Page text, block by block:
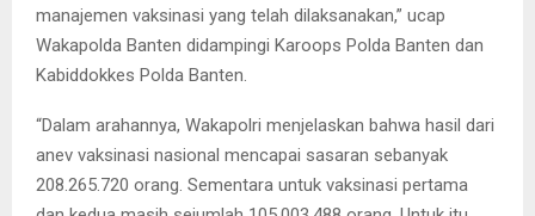
manajemen vaksinasi yang telah dilaksanakan,” ucap
Wakapolda Banten didampingi Karoops Polda Banten dan
Kabiddokkes Polda Banten.
“Dalam arahannya, Wakapolri menjelaskan bahwa hasil dari
anev vaksinasi nasional mencapai sasaran sebanyak
208.265.720 orang. Sementara untuk vaksinasi pertama